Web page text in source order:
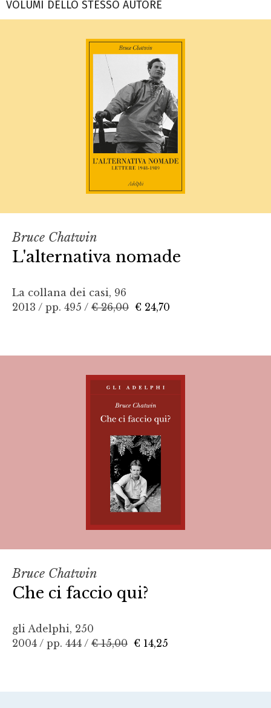
VOLUMI DELLO STESSO AUTORE
Bruce Chatwin
L'alternativa nomade
La collana dei casi, 96
2013 / pp. 495 / € 26,00 € 24,70
Bruce Chatwin
Che ci faccio qui?
gli Adelphi, 250
2004 / pp. 444 / € 15,00 € 14,25